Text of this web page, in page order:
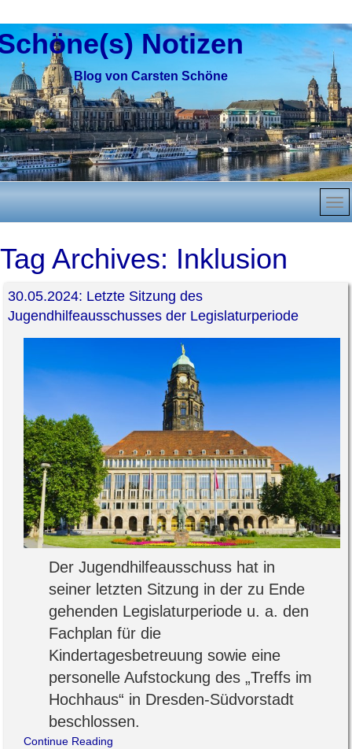
Blog von Carsten Schöne
Notizen
Tag Archives: Inklusion
30.05.2024: Letzte Sitzung des
Jugendhilfeausschusses der Legislaturperiode
Der Jugendhilfeausschuss hat in
seiner letzten Sitzung in der zu Ende
gehenden Legislaturperiode u. a. den
Fachplan für die
Kindertagesbetreuung sowie eine
personelle Aufstockung des „Treffs im
Hochhaus“ in Dresden-Südvorstadt
beschlossen.
Continue Reading